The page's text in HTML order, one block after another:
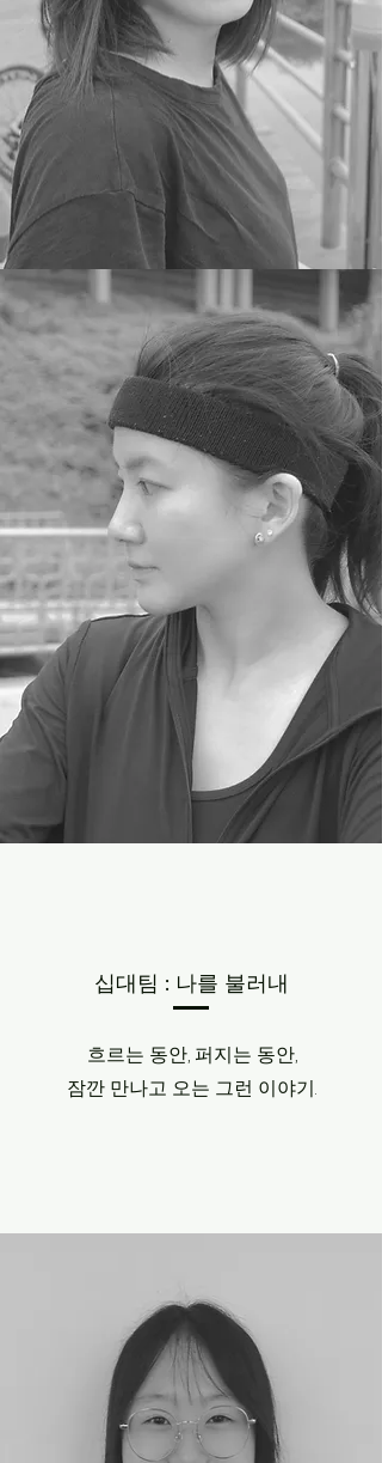
​십대팀 : 나를 불러내
흐르는 동안, 퍼지는 동안,
​잠깐 만나고 오는 그런 이야기.